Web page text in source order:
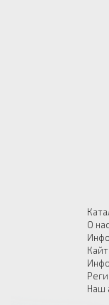
О нас
Наш